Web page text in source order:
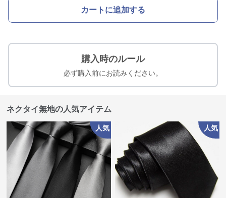
カートに追加する
購入時のルール
必ず購入前にお読みください。
ネクタイ無地の人気アイテム
人気 人気